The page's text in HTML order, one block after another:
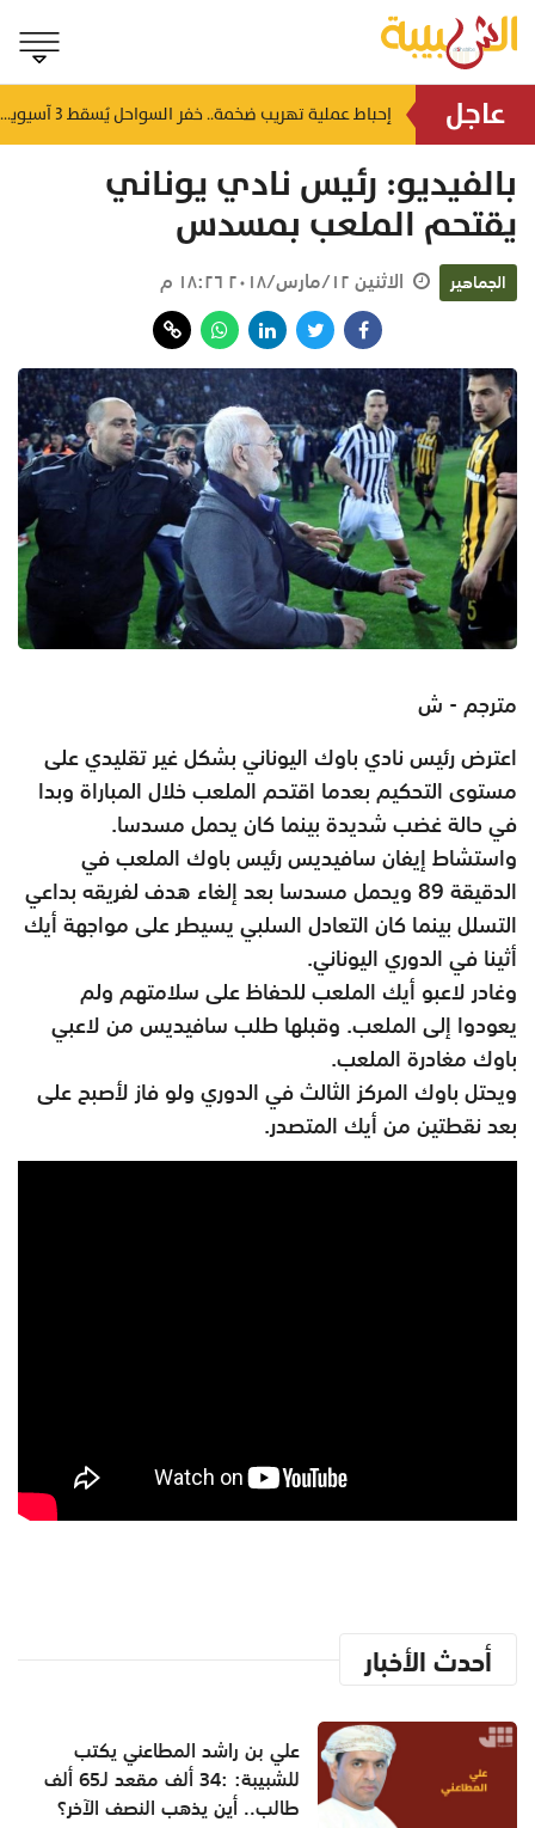
عاجل منذ ٩ ساعات إحباط عملية تهريب ضخمة.. خفر السواحل يُسقط 3 آسيويين بحوزتهم 66 كجم من الكريستال
بالفيديو: رئيس نادي يوناني
يقتحم الملعب بمسدس
الجماهير الاثنين ١٢/مارس/٢٠١٨ ١٨:٢٦ م
مترجم - ش
اعترض رئيس نادي باوك اليوناني بشكل غير تقليدي على
مستوى التحكيم بعدما اقتحم الملعب خلال المباراة وبدا
في حالة غضب شديدة بينما كان يحمل مسدسا.
واستشاط إيفان سافيديس رئيس باوك الملعب في
الدقيقة 89 ويحمل مسدسا بعد إلغاء هدف لفريقه بداعي
التسلل بينما كان التعادل السلبي يسيطر على مواجهة أيك
أثينا في الدوري اليوناني.
وغادر لاعبو أيك الملعب للحفاظ على سلامتهم ولم
يعودوا إلى الملعب. وقبلها طلب سافيديس من لاعبي
باوك مغادرة الملعب.
ويحتل باوك المركز الثالث في الدوري ولو فاز لأصبح على
بعد نقطتين من أيك المتصدر.
أحدث الأخبار
علي بن راشد المطاعني يكتب
للشبيبة: :34 ألف مقعد لـ65 ألف
طالب.. أين يذهب النصف الآخر؟